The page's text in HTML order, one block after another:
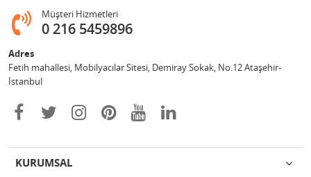
Müşteri Hizmetleri
0 216 5459896
Adres
Fetih mahallesi, Mobilyacılar Sitesi, Demiray Sokak, No.12 Ataşehir-
İstanbul
KURUMSAL